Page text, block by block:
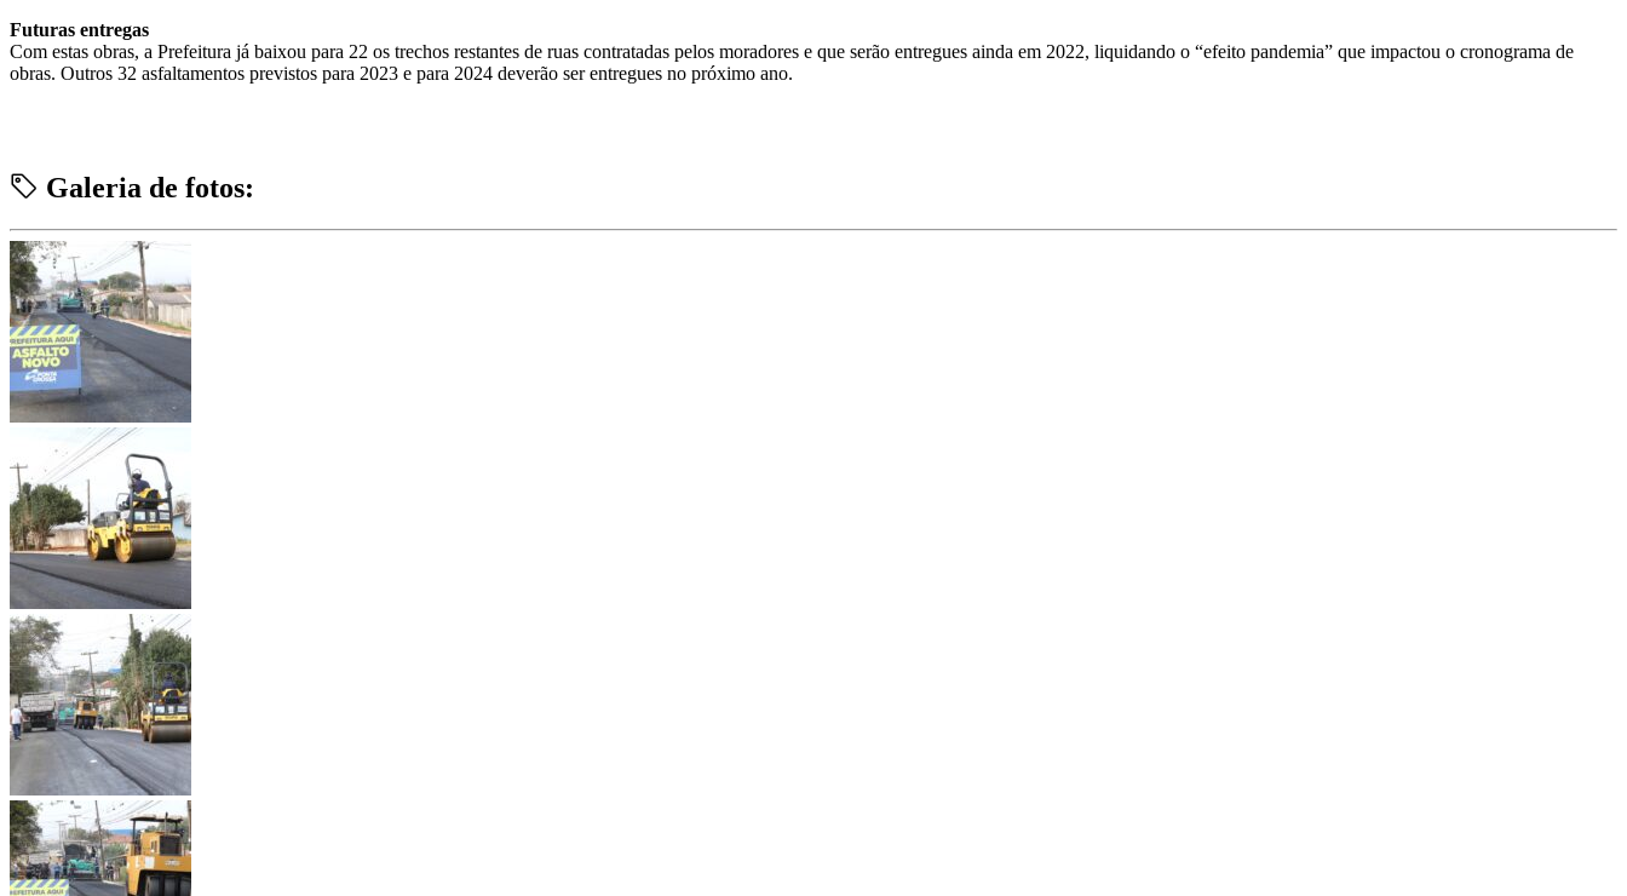
Futuras entregas
Com estas obras, a Prefeitura já baixou para 22 os trechos restantes de ruas contratadas pelos moradores e que serão entregues ainda em 2022, liquidando o “efeito pandemia” que impactou o cronograma de
obras. Outros 32 asfaltamentos previstos para 2023 e para 2024 deverão ser entregues no próximo ano.
Galeria de fotos: